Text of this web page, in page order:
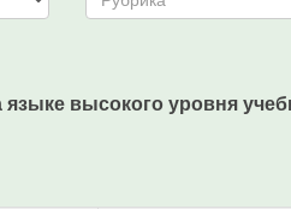
высокого уровня